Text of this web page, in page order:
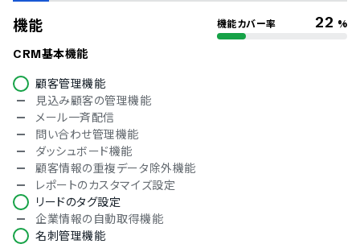
IP制限
二要素認証・二段階認証
シングルサインオン
対応言語
英語
中国語
デンマーク語
オランダ語
フィンランド語
フランス語
ドイツ語
イタリア語
韓国語
機能 機能カバー率 22 %
CRM基本機能
顧客管理機能
見込み顧客の管理機能
メール一斉配信
問い合わせ管理機能
ダッシュボード機能
顧客情報の重複データ除外機能
レポートのカスタマイズ設定
リードのタグ設定
企業情報の自動取得機能
名刺管理機能